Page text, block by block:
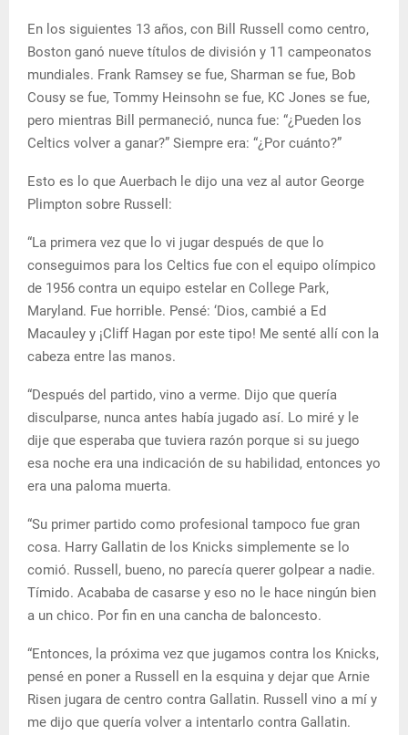
En los siguientes 13 años, con Bill Russell como centro,
Boston ganó nueve títulos de división y 11 campeonatos
mundiales. Frank Ramsey se fue, Sharman se fue, Bob
Cousy se fue, Tommy Heinsohn se fue, KC Jones se fue,
pero mientras Bill permaneció, nunca fue: “¿Pueden los
Celtics volver a ganar?” Siempre era: “¿Por cuánto?”
Esto es lo que Auerbach le dijo una vez al autor George
Plimpton sobre Russell:
“La primera vez que lo vi jugar después de que lo
conseguimos para los Celtics fue con el equipo olímpico
de 1956 contra un equipo estelar en College Park,
Maryland. Fue horrible. Pensé: ‘Dios, cambié a Ed
Macauley y ¡Cliff Hagan por este tipo! Me senté allí con la
cabeza entre las manos.
“Después del partido, vino a verme. Dijo que quería
disculparse, nunca antes había jugado así. Lo miré y le
dije que esperaba que tuviera razón porque si su juego
esa noche era una indicación de su habilidad, entonces yo
era una paloma muerta.
“Su primer partido como profesional tampoco fue gran
cosa. Harry Gallatin de los Knicks simplemente se lo
comió. Russell, bueno, no parecía querer golpear a nadie.
Tímido. Acababa de casarse y eso no le hace ningún bien
a un chico. Por fin en una cancha de baloncesto.
“Entonces, la próxima vez que jugamos contra los Knicks,
pensé en poner a Russell en la esquina y dejar que Arnie
Risen jugara de centro contra Gallatin. Russell vino a mí y
me dijo que quería volver a intentarlo contra Gallatin.